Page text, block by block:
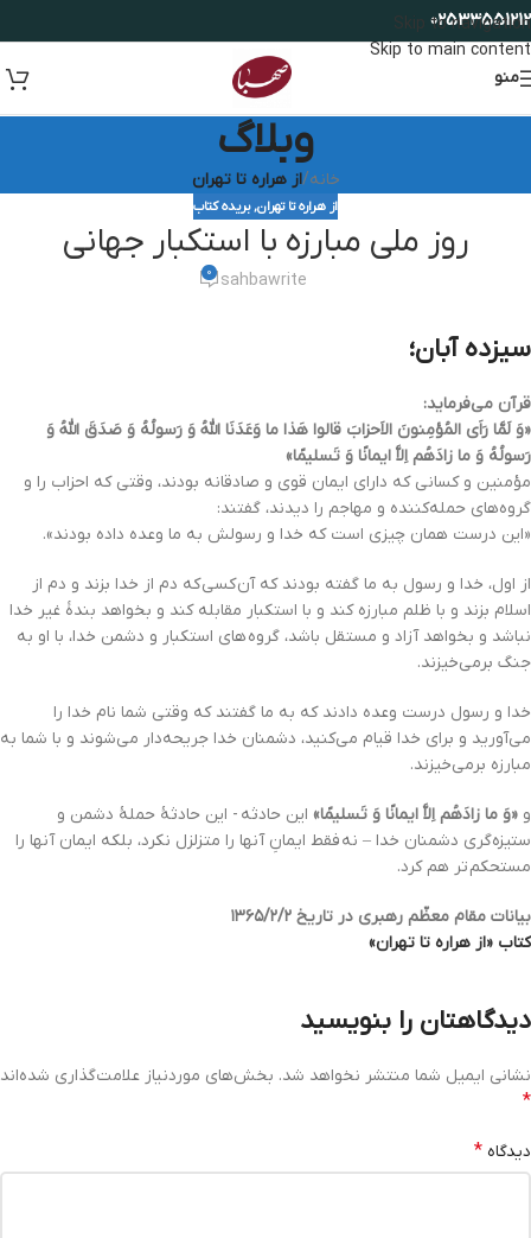
Skip to navigation
Skip to main content
02533551212
منو
وبلاگ
خانه/از هراره تا تهران
از هراره تا تهران,بریده کتاب
روز ملی مبارزه با استکبار جهانی
sahbawrite
0
سیزده آبان؛
قرآن مى‌فرماید:
«وَ لَمَّا رَاَى المُؤمِنونَ الاَحزابَ قالوا هَذا ما وَعَدَنَا اللهُ وَ رَسولُهُ وَ صَدَقَ اللهُ وَ
رَسولُهُ وَ ما زادَهُم اِلاَّ ایمانًا وَ تَسلیمًا»
مؤمنین و کسانى که داراى ایمان قوى و صادقانه بودند، وقتى که احزاب را و
گروه‌هاى حمله‌کننده و مهاجم را دیدند، گفتند:
«این درست همان چیزى است که خدا و رسولش به ما وعده داده بودند».
از اول، خدا و رسول به ما گفته بودند که آن کسى که دم از خدا بزند و دم از
اسلام بزند و با ظلم مبارزه کند و با استکبار مقابله کند و بخواهد بندۀ غیر خدا
نباشد و بخواهد آزاد و مستقل باشد، گروه هاى استکبار و دشمن خدا، با او به
جنگ برمى‌خیزند.
خدا و رسول درست وعده دادند که به ما گفتند که وقتى شما نام خدا را
مى‌آورید و براى خدا قیام مى‌کنید، دشمنان خدا جریحه‌دار مى‌شوند و با شما به
مبارزه برمى‌خیزند.
و «وَ ما زادَهُم اِلاَّ ایمانًا وَ تَسلیمًا» این حادثه - این حادثۀ حملۀ دشمن و
ستیزه‌گرى دشمنان خدا – نه فقط ایمانِ آنها را متزلزل نکرد، بلکه ایمان آنها را
مستحکم تر هم کرد.
بیانات مقام معظّم رهبری در تاریخ ۱۳۶۵/۲/۲
کتاب «از هراره تا تهران»
دیدگاهتان را بنویسید
نشانی ایمیل شما منتشر نخواهد شد. بخش‌های موردنیاز علامت‌گذاری شده‌اند
*
دیدگاه *